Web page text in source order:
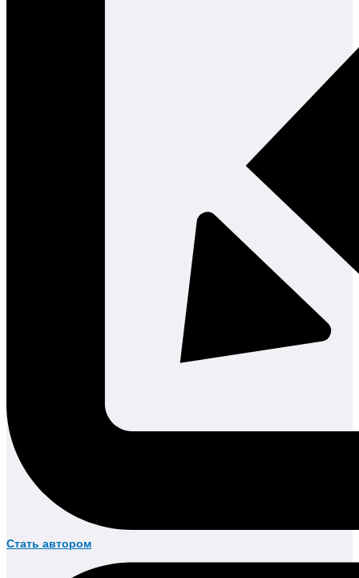
Стать автором